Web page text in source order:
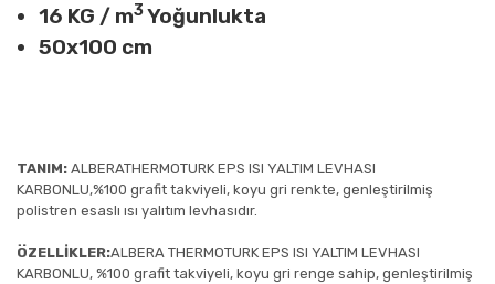
16 KG / m3Yoğunlukta
50x100 cm
TANIM: ALBERATHERMOTURK EPS ISI YALTIM LEVHASI
KARBONLU,%100 grafit takviyeli, koyu gri renkte, genleştirilmiş
polistren esaslı ısı yalıtım levhasıdır.
ÖZELLİKLER:ALBERA THERMOTURK EPS ISI YALTIM LEVHASI
KARBONLU, %100 grafit takviyeli, koyu gri renge sahip, genleştirilmiş